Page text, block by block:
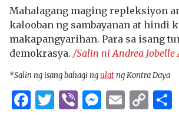
Mahalagang maging repleksiyon
kalooban ng sambayanan at hindi
makapangyarihan. Para sa isang
demokrasya. /Salin ni Andrea Jobelle
*Salin ng isang bahagi ngulatng Kontra Daya
Facebook
Twitter
Viber Email